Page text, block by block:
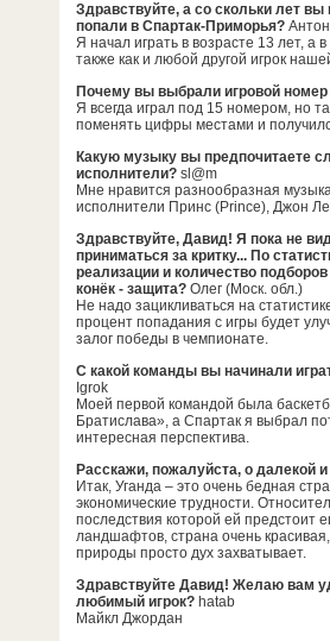
Здравствуйте, а со скольки лет
попали в Спартак-Приморья?Антон
Я начал играть в возрасте 13 лет, а
также как и любой другой игрок
Почему вы выбрали игровой номер
Я всегда играл под 15 номером, но
поменять цифры местами и
Какую музыку вы предпочитаете
исполнители?sl@m
Мне нравится разнообразная
исполнители Принс (Prince), Джон
Здравствуйте, Давид! Я пока не
приниматься за критку... По
реализации и количество
конёк - защита?Олег (Моск. обл.)
Не надо зацикливаться на
процент попадания с игры будет
залог победы в чемпионате.
С какой команды вы начинали
Igrok
Моей первой командой была
Братислава», а Спартак я выбрал
интересная перспектива.
Расскажи, пожалуйста, о далекой
Итак, Уганда – это очень бедная
экономические трудности.
последствия которой ей предстоит
ландшафтов, страна очень
природы просто дух захватывает.
Здравствуйте Давид! Желаю вам
любимый игрок?hatab
Майкл Джордан